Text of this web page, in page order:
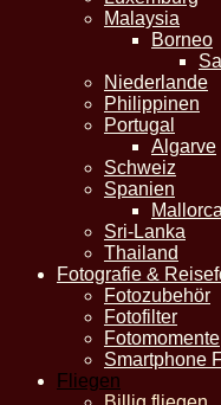
Malaysia
Borneo
Niederlande
Philippinen
Portugal
Algarve
Schweiz
Spanien
Mallorca
Sri-Lanka
Thailand
Fotografie &
Fotozubehör
Fotofilter
Fotomomente
Smartphone
Fliegen